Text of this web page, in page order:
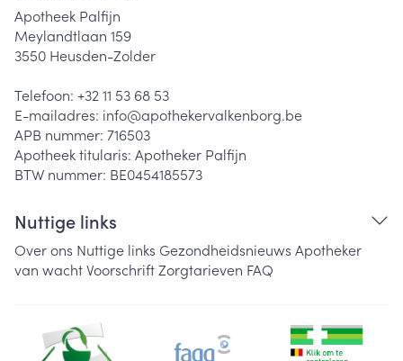
Apotheek Palfijn
Meylandtlaan 159
3550 Heusden-Zolder
Telefoon: +32 11 53 68 53
E-mailadres: info@apothekervalkenborg.be
APB nummer: 716503
Apotheek titularis: Apotheker Palfijn
BTW nummer: BE0454185573
Nuttige links
Over ons Nuttige links Gezondheidsnieuws Apotheker
van wachtVoorschriftZorgtarieven FAQ